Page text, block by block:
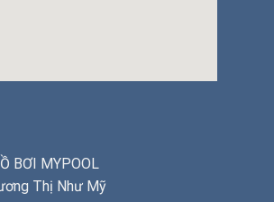
BƠI MYPOOL
Thị Như Mỹ